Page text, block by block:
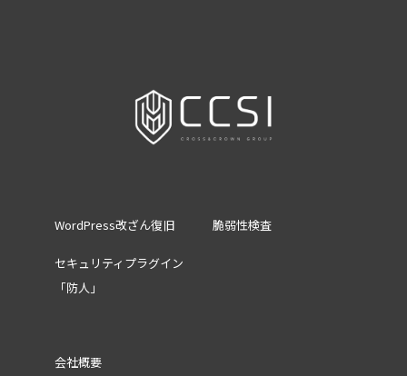
WordPress改ざん復旧
セキュリティプラグイン
「防人」
脆弱性検査
会社概要